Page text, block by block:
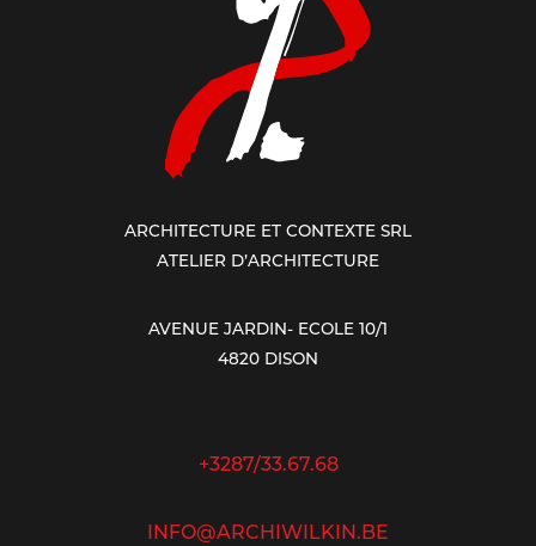
ARCHITECTURE ET CONTEXTE SRL
ATELIER D’ARCHITECTURE
AVENUE JARDIN- ECOLE 10/1
4820 DISON
+3287/33.67.68
INFO@ARCHIWILKIN.BE